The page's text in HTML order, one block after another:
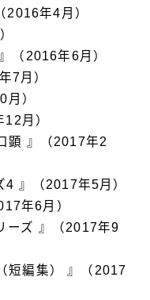
2016年4月）
（2016年6月）
7月）
月）
月）
顕 』（2017年2
4 』（2017年5月）
年6月）
ーズ 』（2017年9
短編集） 』（2017